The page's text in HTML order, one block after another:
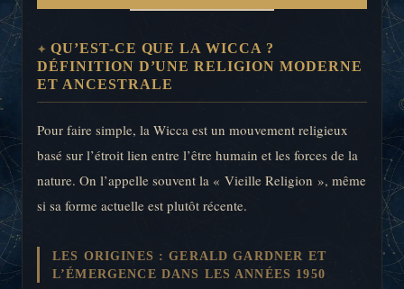
QU’EST-CE QUE LA WICCA ?
DÉFINITION D’UNE RELIGION MODERNE
ET ANCESTRALE
Pour faire simple, la Wicca est un mouvement religieux
basé sur l’étroit lien entre l’être humain et les forces de la
nature. On l’appelle souvent la « Vieille Religion », même
si sa forme actuelle est plutôt récente.
LES ORIGINES : GERALD GARDNER ET
L’ÉMERGENCE DANS LES ANNÉES 1950